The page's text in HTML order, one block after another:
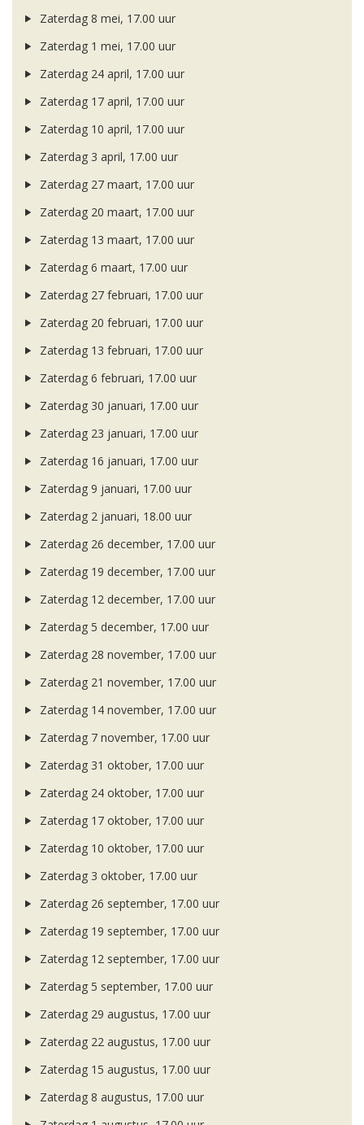
Zaterdag 8 mei, 17.00 uur
Zaterdag 1 mei, 17.00 uur
Zaterdag 24 april, 17.00 uur
Zaterdag 17 april, 17.00 uur
Zaterdag 10 april, 17.00 uur
Zaterdag 3 april, 17.00 uur
Zaterdag 27 maart, 17.00 uur
Zaterdag 20 maart, 17.00 uur
Zaterdag 13 maart, 17.00 uur
Zaterdag 6 maart, 17.00 uur
Zaterdag 27 februari, 17.00 uur
Zaterdag 20 februari, 17.00 uur
Zaterdag 13 februari, 17.00 uur
Zaterdag 6 februari, 17.00 uur
Zaterdag 30 januari, 17.00 uur
Zaterdag 23 januari, 17.00 uur
Zaterdag 16 januari, 17.00 uur
Zaterdag 9 januari, 17.00 uur
Zaterdag 2 januari, 18.00 uur
Zaterdag 26 december, 17.00 uur
Zaterdag 19 december, 17.00 uur
Zaterdag 12 december, 17.00 uur
Zaterdag 5 december, 17.00 uur
Zaterdag 28 november, 17.00 uur
Zaterdag 21 november, 17.00 uur
Zaterdag 14 november, 17.00 uur
Zaterdag 7 november, 17.00 uur
Zaterdag 31 oktober, 17.00 uur
Zaterdag 24 oktober, 17.00 uur
Zaterdag 17 oktober, 17.00 uur
Zaterdag 10 oktober, 17.00 uur
Zaterdag 3 oktober, 17.00 uur
Zaterdag 26 september, 17.00 uur
Zaterdag 19 september, 17.00 uur
Zaterdag 12 september, 17.00 uur
Zaterdag 5 september, 17.00 uur
Zaterdag 29 augustus, 17.00 uur
Zaterdag 22 augustus, 17.00 uur
Zaterdag 15 augustus, 17.00 uur
Zaterdag 8 augustus, 17.00 uur